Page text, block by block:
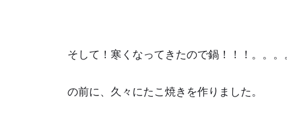
そして！寒くなってきたので鍋！！！。。。
の前に、久々にたこ焼きを作りました。